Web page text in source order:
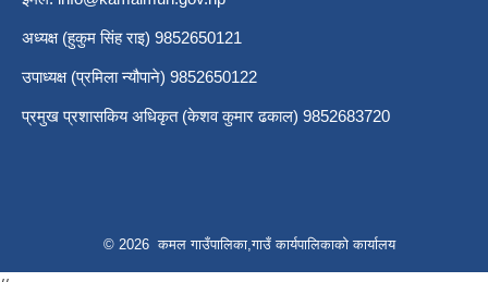
अध्यक्ष (हुकुम सिंह राइ) 9852650121
उपाध्यक्ष (प्रमिला न्यौपाने) 9852650122
प्रमुख प्रशासकिय अधिकृत (केशव कुमार ढकाल) 9852683720
© 2026 कमल गाउँपालिका,गाउँ कार्यपालिकाको कार्यालय